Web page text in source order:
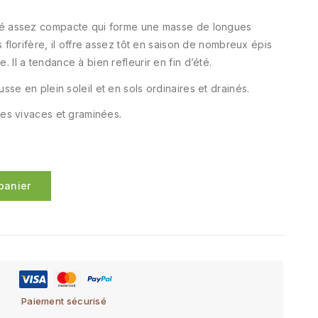
assez compacte qui forme une masse de longues
il offre assez tôt en saison de nombreux épis
Il a tendance à bien refleurir en fin d’été.
en plein soleil et en sols ordinaires et drainés.
vivaces et graminées.
Paiement sécurisé